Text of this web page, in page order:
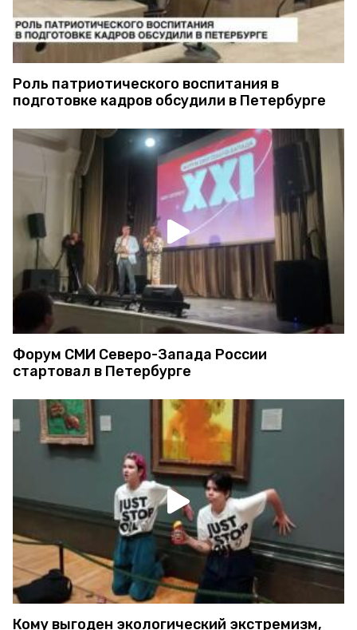
Роль патриотического воспитания в
подготовке кадров обсудили в Петербурге
Форум СМИ Северо-Запада России
стартовал в Петербурге
Кому выгоден экологический экстремизм,